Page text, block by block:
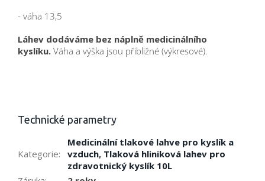
- váha 13,5
Láhev dodáváme bez náplně medicinálního
kyslíku. Váha a výška jsou přibližné (výkresové).
Technické parametry
Kategorie:
Medicinální tlakové lahve pro kyslík a
vzduch, Tlaková hliniková lahev pro
zdravotnický kyslík 10L